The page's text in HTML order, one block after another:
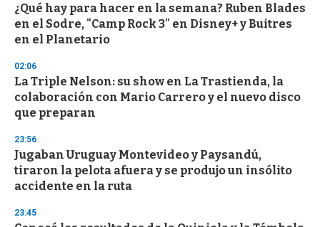
c
o
n
¿Qué hay para hacer en la semana? Ruben Blades
en el Sodre, "Camp Rock 3" en Disney+ y Buitres
en el Planetario
02:06
La Triple Nelson: su show en La Trastienda, la
colaboración con Mario Carrero y el nuevo disco
que preparan
23:56
Jugaban Uruguay Montevideo y Paysandú,
tiraron la pelota afuera y se produjo un insólito
accidente en la ruta
23:45